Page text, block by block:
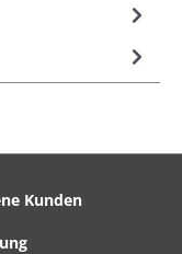
Kunden